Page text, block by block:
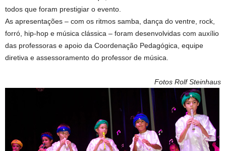
todos que foram prestigiar o evento.
As apresentações – com os ritmos samba, dança do ventre, rock,
forró, hip-hop e música clássica – foram desenvolvidas com auxílio
das professoras e apoio da Coordenação Pedagógica, equipe
diretiva e assessoramento do professor de música.
Fotos Rolf Steinhaus